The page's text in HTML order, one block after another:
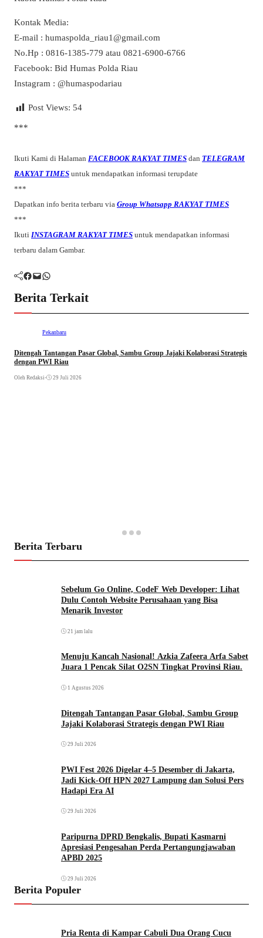
Kontak Media:
E-mail : humaspolda_riau1@gmail.com
No.Hp : 0816-1385-779 atau 0821-6900-6766
Facebook: Bid Humas Polda Riau
Instagram : @humaspodariau
Post Views: 54
***
Ikuti Kami di Halaman FACEBOOK RAKYAT TIMES dan TELEGRAM
RAKYAT TIMES untuk mendapatkan informasi terupdate
***
Dapatkan info berita terbaru via Group Whatsapp RAKYAT TIMES
***
Ikuti INSTAGRAM RAKYAT TIMES untuk mendapatkan informasi
terbaru dalam Gambar.
Facebook Mail WhatsApp
Berita Terkait
Pekanbaru
Ditengah Tantangan Pasar Global, Sambu Group Jajaki Kolaborasi Strategis
dengan PWI Riau
Oleh Redaksi • 29 Juli 2026
Berita Terbaru
Sebelum Go Online, CodeF Web Developer: Lihat
Dulu Contoh Website Perusahaan yang Bisa
Menarik Investor
21 jam lalu
Menuju Kancah Nasional! Azkia Zafeera Arfa Sabet
Juara 1 Pencak Silat O2SN Tingkat Provinsi Riau.
1 Agustus 2026
Ditengah Tantangan Pasar Global, Sambu Group
Jajaki Kolaborasi Strategis dengan PWI Riau
29 Juli 2026
PWI Fest 2026 Digelar 4–5 Desember di Jakarta,
Jadi Kick-Off HPN 2027 Lampung dan Solusi Pers
Hadapi Era AI
29 Juli 2026
Paripurna DPRD Bengkalis, Bupati Kasmarni
Apresiasi Pengesahan Perda Pertangungjawaban
APBD 2025
29 Juli 2026
Berita Populer
Pria Renta di Kampar Cabuli Dua Orang Cucu